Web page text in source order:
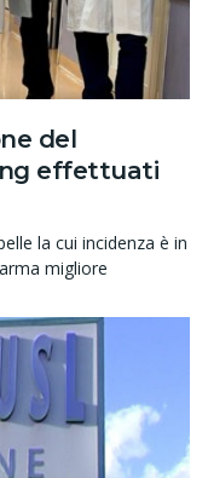
del
effettuati
la cui incidenza è in
migliore